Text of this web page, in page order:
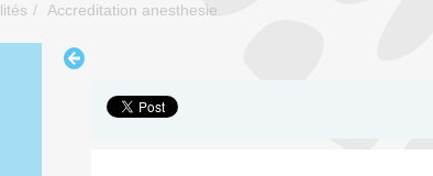
Accreditation anesthesie